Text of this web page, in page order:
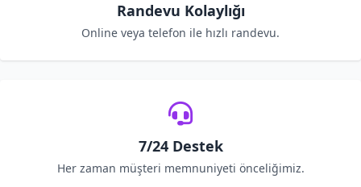
Randevu Kolaylığı
Online veya telefon ile hızlı randevu.
7/24 Destek
Her zaman müşteri memnuniyeti önceliğimiz.